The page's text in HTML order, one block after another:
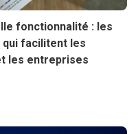
fonctionnalité : les
qui facilitent les
les entreprises